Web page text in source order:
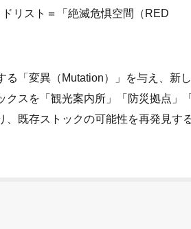
リスト＝「絶滅危惧空間（RED
る「変異（Mutation）」を与え、新
クスを「観光案内所」「防災拠点」
、既存ストックの可能性を再発見す